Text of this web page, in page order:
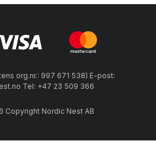
org.nr.: 997 671 538) E-post:
Tel: +47 23 509 366
Copyright Nordic Nest AB